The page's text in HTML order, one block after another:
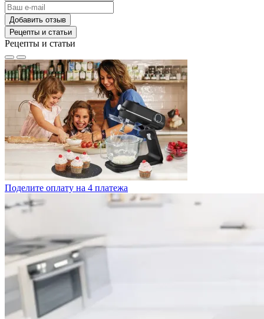
Добавить отзыв
Рецепты и статьи
Рецепты и статьи
Поделите оплату на 4 платежа